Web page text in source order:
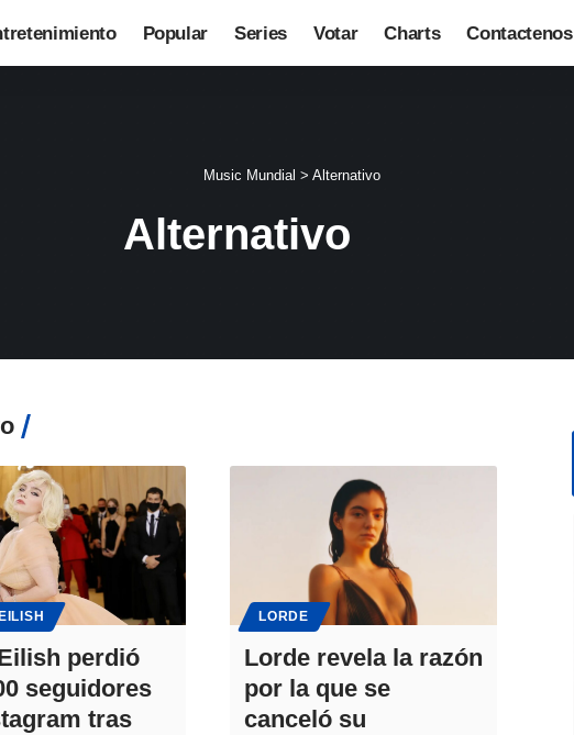
Popular Series Votar Charts Contactenos
Music Mundial > Alternativo
Alternativo
perdió
seguidores
tras
LORDE
Lorde revela la razón
por la que se
canceló su